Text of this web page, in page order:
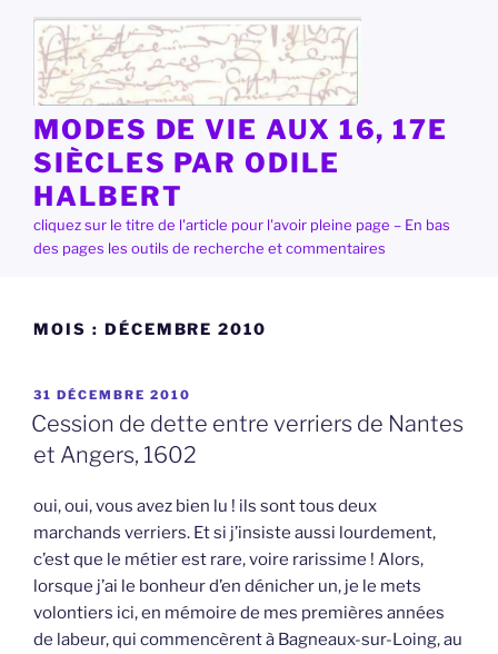
contenu
principal
MODES DE VIE AUX 16, 17E
SIÈCLES PAR ODILE
HALBERT
cliquez sur le titre de l'article pour l'avoir pleine page – En bas
des pages les outils de recherche et commentaires
MOIS : DÉCEMBRE 2010
PUBLIÉ
LE
31 DÉCEMBRE 2010
Cession de dette entre verriers de Nantes
et Angers, 1602
oui, oui, vous avez bien lu ! ils sont tous deux
marchands verriers. Et si j’insiste aussi lourdement,
c’est que le métier est rare, voire rarissime ! Alors,
lorsque j’ai le bonheur d’en dénicher un, je le mets
volontiers ici, en mémoire de mes premières années
de labeur, qui commencèrent à Bagneaux-sur-Loing, au